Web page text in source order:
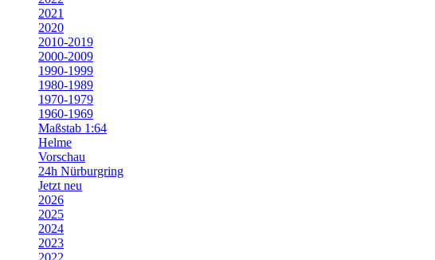
2021
2020
2010-2019
2000-2009
1990-1999
1980-1989
1970-1979
1960-1969
Maßstab 1:64
Helme
Vorschau
24h Nürburgring
Jetzt neu
2026
2025
2024
2023
2022